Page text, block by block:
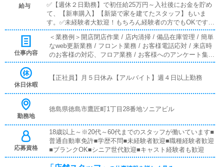
給与
✅【週休２日勤務】で初任給25万円～入社後にお金を貯め
て、【新車購入】【新築で家を建てたスタッフ】もいま
す。✅未経験者大歓迎！もちろん経験者の方でもOKです。
✅有給休暇制度あり！家庭がある方や、プライベート重視
の方も安心の就業制度です《店舗スタッフ》(未経験者様大
歓迎)[社]：月給25万円～(経験は考慮他未経験者は３ヶ月の
試用期間あり)[ア]：時給1,100円～（試用期間あり）■試用
仕事内容
＜業務例＞開店閉店作業 / 店内清掃 / 備品在庫管理 / 簡単
なweb更新業務 / フロント業務 / お客様電話応対 / 来店時
のお客様の対応、フロア業務 / お客様へのアンケート集計
/フロントやホールでの接客業務や受付業務。清掃業務等
業などもありますが、未経験からでもスムーズに操作可能
す。予約の確認や、会計作業、注意事項の喚起などをお願
務内容を見ながら徐々に覚えていただきますので、未経験
の方でも安心して働けます。■PC更新業務ヘブンネットな
ど、ポータルサイト等の店舗情報更新作業を行っていただ
きます。キャストの出勤情報やイベント、求人ブログの作
休日休暇
【正社員】月５日休み【アルバイト】週４日以上勤務
勤務地
徳島県徳島市鷹匠町1丁目28番地ソニアビル
応募資格
18歳以上～※20代～60代までのスタッフが働いています■
普通自動車免許■学歴不問■未経験者歓迎■職種経験者歓迎
■ブランクOK■シニア世代歓迎■キャスト経験者も歓迎